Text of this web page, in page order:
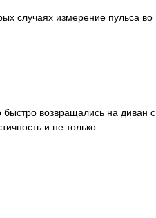
случаях измерение пульса во
быстро возвращались на диван с
и не только.